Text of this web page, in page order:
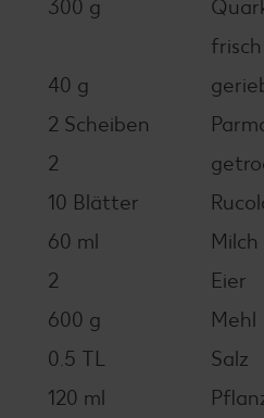
300 g
40 g
2 Scheiben
2
10 Blätter
60 ml
Milch
2
Eier
600 g
Mehl
0.5 TL
Salz
120 ml